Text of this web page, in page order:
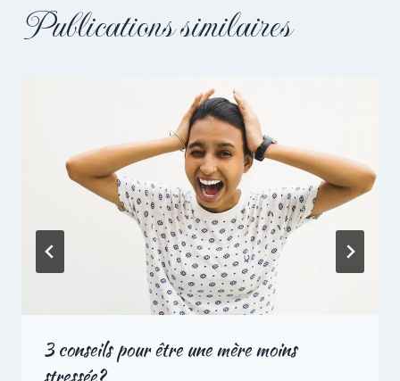
Publications similaires
3 conseils pour être une mère moins